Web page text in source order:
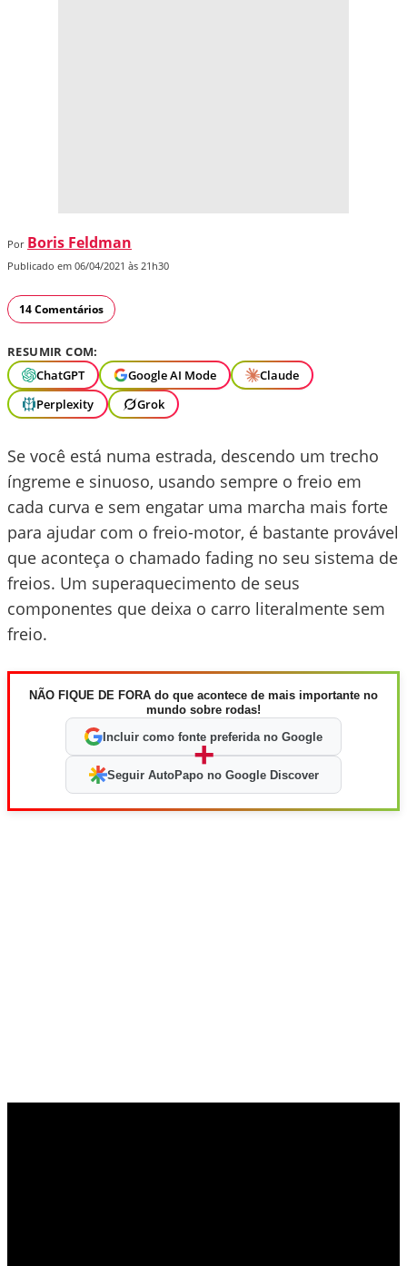
Por Boris Feldman
Publicado em 06/04/2021 às 21h30
14 Comentários
RESUMIR COM:
ChatGPT
Google AI Mode
Claude
Perplexity
Grok
Se você está numa estrada, descendo um trecho
íngreme e sinuoso, usando sempre o freio em
cada curva e sem engatar uma marcha mais forte
para ajudar com o freio-motor, é bastante provável
que aconteça o chamado fading no seu sistema de
freios. Um superaquecimento de seus
componentes que deixa o carro literalmente sem
freio.
NÃO FIQUE DE FORA do que acontece de mais importante no
mundo sobre rodas!
Incluir como fonte preferida no Google
+
Seguir AutoPapo no Google Discover